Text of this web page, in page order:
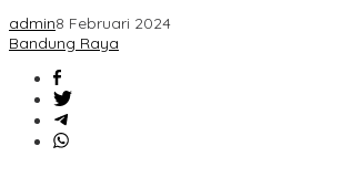
admin8 Februari 2024
Bandung Raya